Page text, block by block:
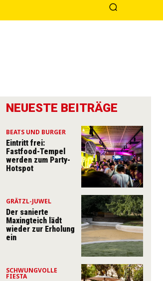
NEUESTE BEITRÄGE
BEATS UND BURGER
Eintritt frei:
Fastfood-Tempel
werden zum Party-
Hotspot
GRÄTZL-JUWEL
Der sanierte
Maxingteich lädt
wieder zur Erholung
ein
SCHWUNGVOLLE
FIESTA